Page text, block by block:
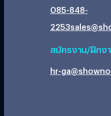
085-848-
2253
สมัครงาน/ฝึกง
hr-